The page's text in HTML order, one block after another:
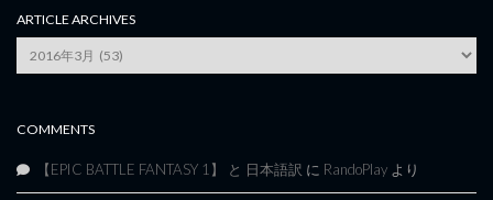
ARTICLE ARCHIVES
Archives
COMMENTS
【EPIC BATTLE FANTASY 1】 と 日本語訳 に RandoPlay より